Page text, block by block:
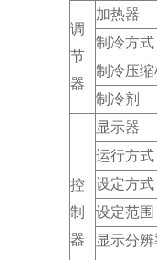
调
节
器
加热器
制冷方式
制冷压缩
制冷剂
控
制
器
显示器
运行方式
设定方式
设定范围
显示分辨